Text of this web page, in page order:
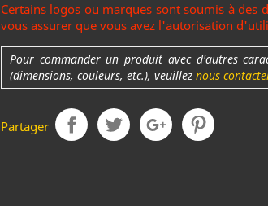
Certains logos ou marques sont soumis à
vous assurer que vous avez l'autorisation
Pour commander un produit avec d'autres
(dimensions, couleurs, etc.), veuillez nous
Partager